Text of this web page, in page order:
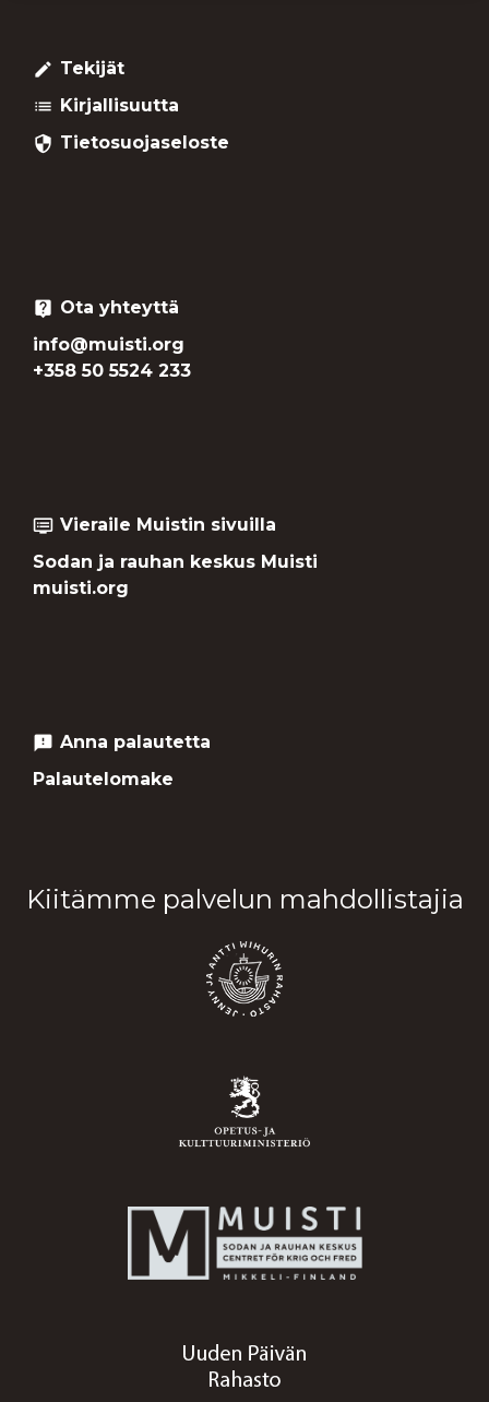
create Tekijät
list Kirjallisuutta
security Tietosuojaseloste
live_help Ota yhteyttä
info@muisti.org
+358 50 5524 233
dvr Vieraile Muistin sivuilla
Sodan ja rauhan keskus Muisti
muisti.org
feedback Anna palautetta
Palautelomake
Kiitämme palvelun mahdollistajia